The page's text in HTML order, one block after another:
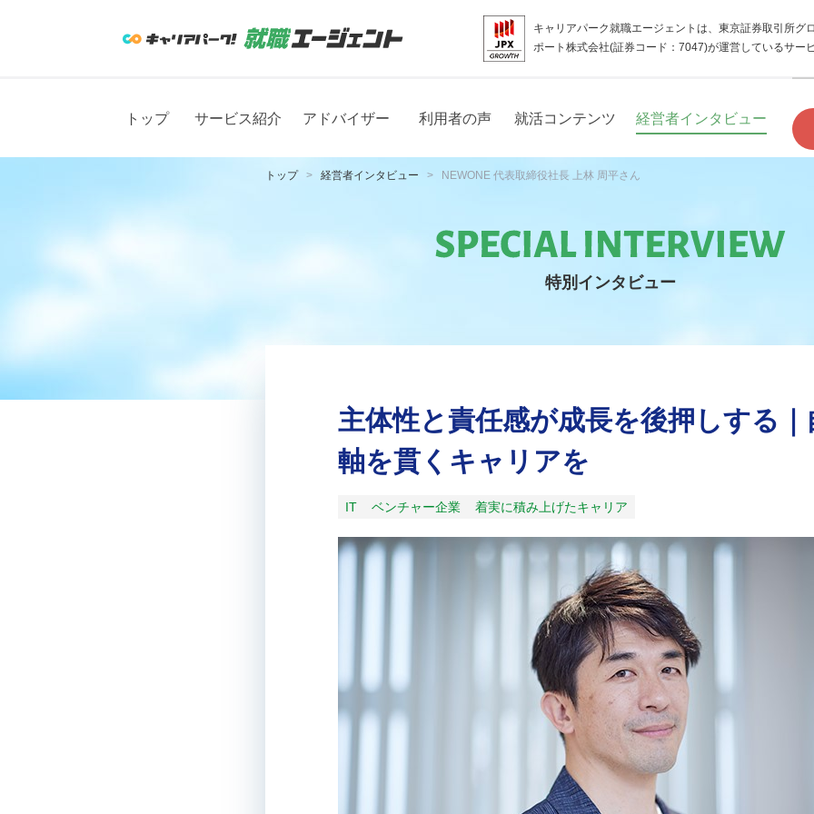
キャリアパーク就職エージェントは、東京証券取引所グ
ポート株式会社(証券コード：7047)が運営しているサー
トップ サービス紹介 アドバイザー 利用者の声 就活コンテンツ 経営者インタビュー
トップ 経営者インタビュー NEWONE 代表取締役社長 上林 周平さん
特別インタビュー
主体性と責任感が成長を後押しする｜
軸を貫くキャリアを
IT ベンチャー企業 着実に積み上げたキャリア